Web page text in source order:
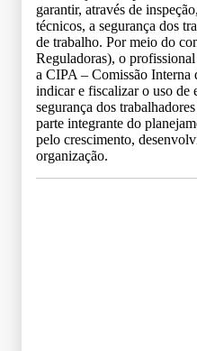
garantir, através de
técnicos, a segurança dos
de trabalho. Por meio do
Reguladoras), o
a CIPA – Comissão Interna
indicar e fiscalizar o uso de
segurança dos
parte integrante do
pelo crescimento,
organização.